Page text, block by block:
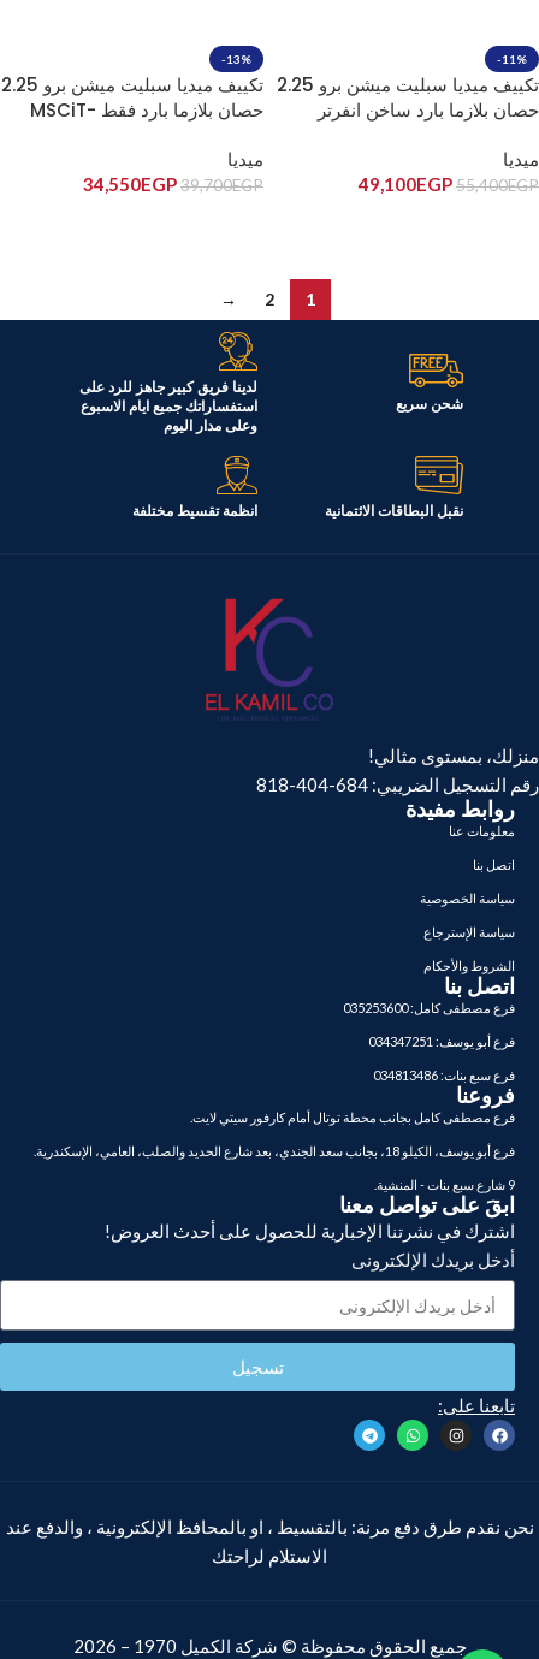
-11%
تكييف ميديا سبليت ميشن برو 2.25
حصان بلازما بارد ساخن انفرتر
ميديا
55,400EGP
49,100EGP
-13%
تكييف ميديا سبليت ميشن برو 2.25
حصان بلازما بارد فقط MSCiT-
ميديا
39,700EGP
34,550EGP
1
2
→
شحن سريع
لدينا فريق كبير جاهز للرد على
استفساراتك جميع ايام الاسبوع
وعلى مدار اليوم
نقبل البطاقات الائتمانية انظمة تقسيط مختلفة
منزلك، بمستوى مثالي!
رقم التسجيل الضريبي: 684-404-818
روابط مفيدة
معلومات عنا
اتصل بنا
سياسة الخصوصية
سياسة الإسترجاع
الشروط والأحكام
اتصل بنا
فرع مصطفى كامل: 035253600
فرع أبو يوسف: 034347251
فرع سبع بنات: 034813486
فروعنا
فرع مصطفى كامل بجانب محطة توتال أمام كارفور سيتي لايت.
فرع أبو يوسف، الكيلو 18، بجانب سعد الجندي، بعد شارع الحديد والصلب، العامي، الإسكندرية.
9 شارع سبع بنات - المنشية.
ابقَ على تواصل معنا
اشترك في نشرتنا الإخبارية للحصول على أحدث العروض!
أدخل بريدك الإلكترونى
تسجيل
تابعنا على:
نحن نقدم طرق دفع مرنة: بالتقسيط ، او بالمحافظ الإلكترونية ، والدفع عند
الاستلام لراحتك
جميع الحقوق محفوظة © شركة الكميل